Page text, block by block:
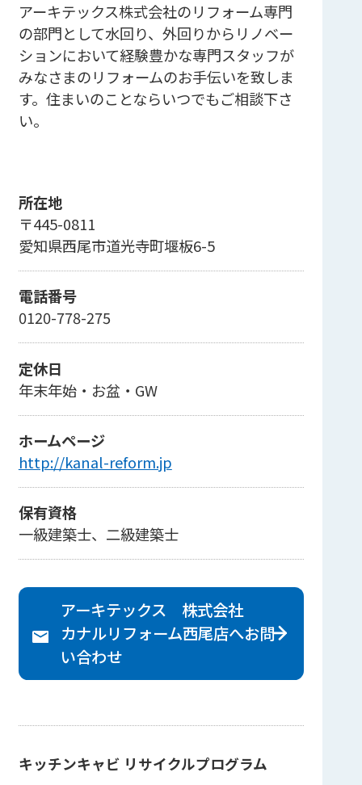
アーキテックス株式会社のリフォーム専門
の部門として水回り、外回りからリノベー
ションにおいて経験豊かな専門スタッフが
みなさまのリフォームのお手伝いを致しま
す。住まいのことならいつでもご相談下さ
い。
所在地
〒445-0811
愛知県西尾市道光寺町堰板6-5
電話番号
0120-778-275
定休日
年末年始・お盆・GW
ホームページ
http://kanal-reform.jp
保有資格
一級建築士、二級建築士
アーキテックス 株式会社
カナルリフォーム西尾店へお問
い合わせ
キッチンキャビ リサイクルプログラム